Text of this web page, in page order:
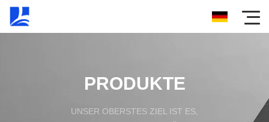
PRODUKTE
UNSER OBERSTES ZIEL IST ES,